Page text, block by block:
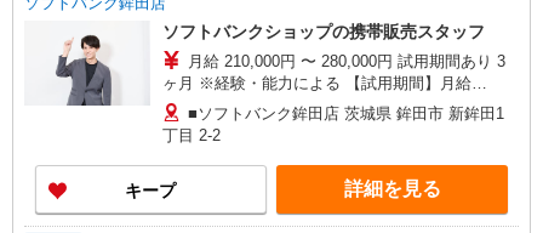
ソフトバンクショップの携帯販売スタッフ
月給 210,000円 〜 280,000円 試用期間あり 3
ヶ月 ※経験・能力による 【試用期間】月給
210000 円 〜 280000 円
■ソフトバンク鉾田店 茨城県 鉾田市 新鉾田1
丁目 2‐2
キープ 詳細を見る